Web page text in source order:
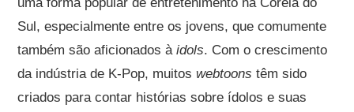
Sul, especialmente entre os jovens, que comumente
também são aficionados àidols. Com o crescimento
da indústria de K-Pop, muitoswebtoons têm sido
criados para contar histórias sobre ídolos e suas